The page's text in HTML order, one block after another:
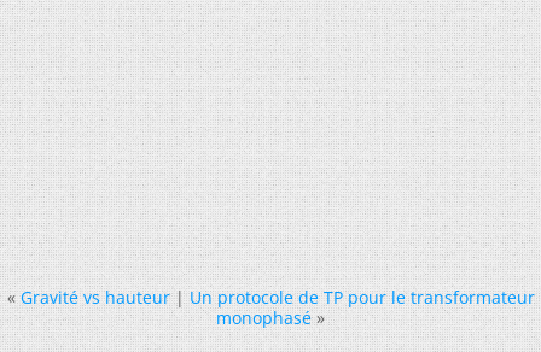
« Gravité vs hauteur|Un protocole de TP pour le transformateur
monophasé »